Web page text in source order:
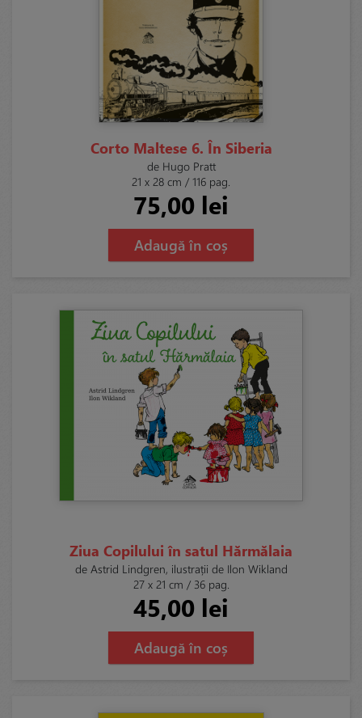
Corto Maltese 6. În Siberia
de Hugo Pratt
21 x 28 cm / 116 pag.
75,00 lei
Adaugă în coș
Ziua Copilului în satul Hărmălaia
de Astrid Lindgren, ilustrații de Ilon Wikland
27 x 21 cm / 36 pag.
45,00 lei
Adaugă în coș